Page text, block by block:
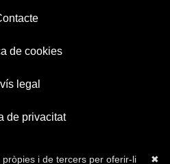
de cookies
legal
de privacitat
✖
i de tercers per oferir-li